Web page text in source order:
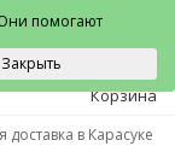
0
Корзина
доставка в Карасуке
помогают
Закрыть